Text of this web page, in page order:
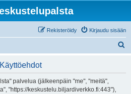
Kirjaudu sisään
Rekisteröidy
palvelua (jälkeenpäin "me", "meitä",
"https://keskustelu.biljardiverkko.fi:443"),